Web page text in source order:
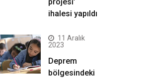
ihalesi yapıldı
11 Aralık
2023
Deprem
bölgesindeki